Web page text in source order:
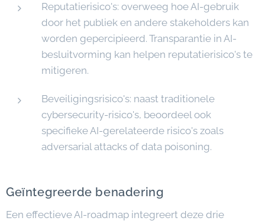
Reputatierisico's: overweeg hoe AI-gebruik
door het publiek en andere stakeholders kan
worden gepercipieerd. Transparantie in AI-
besluitvorming kan helpen reputatierisico's te
mitigeren.
Beveiligingsrisico's: naast traditionele
cybersecurity-risico's, beoordeel ook
specifieke AI-gerelateerde risico's zoals
adversarial attacks of data poisoning.
Geïntegreerde benadering
Een effectieve AI-roadmap integreert deze drie